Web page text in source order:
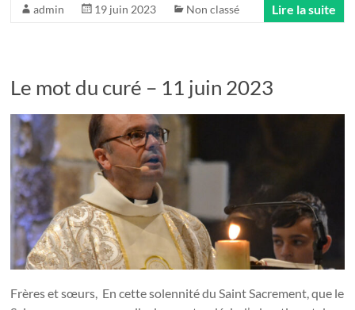
admin 19 juin 2023 Non classé Lire la suite
Le mot du curé – 11 juin 2023
Frères et sœurs, En cette solennité du Saint Sacrement, que le